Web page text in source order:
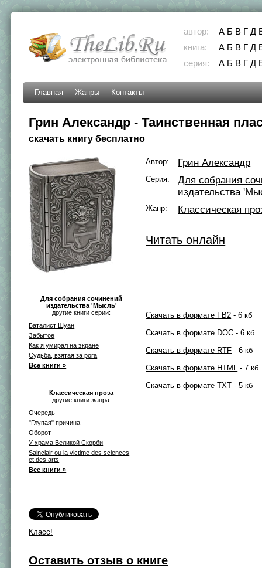
автор: А Б В Г Д
книга:
А Б В Г Д
серия:
А Б В Г Д
Главная Жанры Контакты
Грин Александр - Таинственная
скачать книгу бесплатно
Для собрания сочинений
издательства 'Мысль'
другие книги серии:
Баталист Шуан
Забытое
Как я умирал на экране
Судьба, взятая за рога
Все книги »
Классическая проза
другие книги жанра:
Очередь
"Глупая" причина
Оборот
У храма Великой Скорби
Sainclair ou la victime des sciences
et des arts
Все книги »
Класс!
Автор: Грин Александр
Серия:
Для собрания
издательства
Жанр: Классическая
Читать онлайн
Скачать в формате FB2 - 6 кб
Скачать в формате DOC - 6 кб
Скачать в формате RTF - 6 кб
Скачать в формате HTML - 7 кб
Скачать в формате TXT - 5 кб
Оставить отзыв о книге